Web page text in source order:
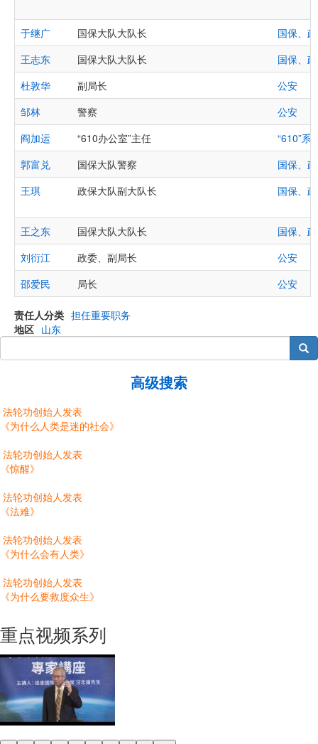
于继广 国保大队大队长
国保、
王志东
国保大队大队长
国保、
杜敦华
副局长
公安
邹林
警察
公安
阎加运
“610办公室”主任
“610”系
郭富兑
国保大队警察
国保、
王琪
政保大队副大队长 国保、
王之东 国保大队大队长
国保、
刘衍江
政委、副局长
公安
邵爱民
局长 公安
责任人分类 担任重要职务
地区 山东
搜索
高级搜索
法轮功创始人发表
《为什么人类是迷的社会》
法轮功创始人发表
《惊醒》
法轮功创始人发表
《法难》
法轮功创始人发表
《为什么会有人类》
法轮功创始人发表
《为什么要救度众生》
重点视频系列